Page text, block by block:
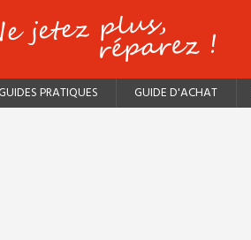
GUIDES PRATIQUES GUIDE D'ACHAT